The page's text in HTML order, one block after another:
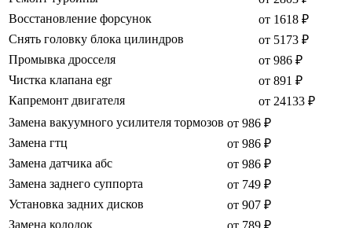
Восстановление форсунок
от 1618 ₽
Снять головку блока цилиндров
от 5173 ₽
Промывка дросселя
от 986 ₽
Чистка клапана egr
от 891 ₽
Капремонт двигателя
от 24133 ₽
Замена вакуумного усилителя тормозов от 986 ₽
Замена гтц
от 986 ₽
Замена датчика абс
от 986 ₽
Замена заднего суппорта
от 749 ₽
Установка задних дисков
от 907 ₽
Замена колодок